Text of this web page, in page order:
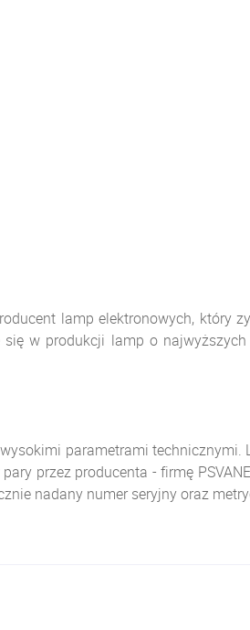
lamp elektronowych,
w produkcji lamp o
parametrami
przez producenta - firmę
nadany numer seryjny oraz